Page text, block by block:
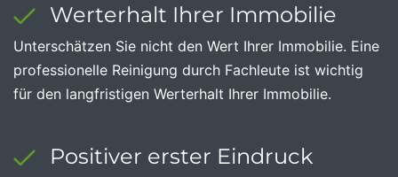
Werterhalt Ihrer Immobilie
Unterschätzen Sie nicht den Wert Ihrer Immobilie. Eine
professionelle Reinigung durch Fachleute ist wichtig
für den langfristigen Werterhalt Ihrer Immobilie.
Positiver erster Eindruck